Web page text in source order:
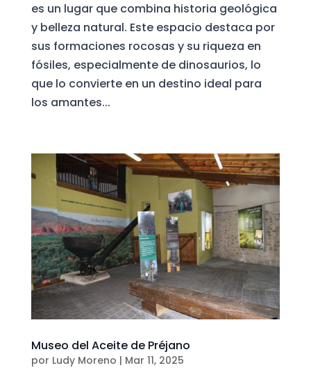
es un lugar que combina historia geológica
y belleza natural. Este espacio destaca por
sus formaciones rocosas y su riqueza en
fósiles, especialmente de dinosaurios, lo
que lo convierte en un destino ideal para
los amantes...
Museo del Aceite de Préjano
por Ludy Moreno | Mar 11, 2025